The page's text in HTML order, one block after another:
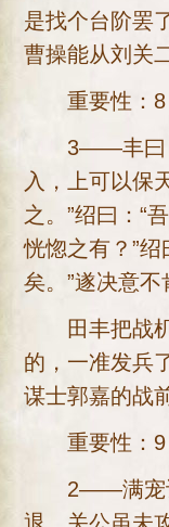
是找个台阶罢
曹操能从刘关
重要性：8
3——丰曰：“
入，上可以保
之。”绍曰：“
恍惚之有？”
矣。”遂决意不
田丰把战机
的，一准发兵
谋士郭嘉的战
重要性：9
2——满宠谏